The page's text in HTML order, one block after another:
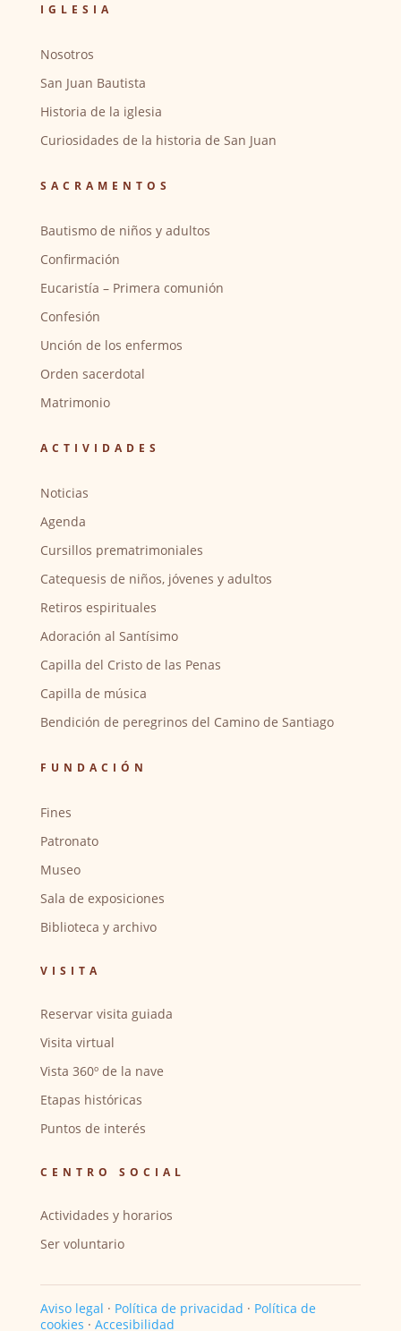
IGLESIA
Nosotros
San Juan Bautista
Historia de la iglesia
Curiosidades de la historia de San Juan
SACRAMENTOS
Bautismo de niños y adultos
Confirmación
Eucaristía – Primera comunión
Confesión
Unción de los enfermos
Orden sacerdotal
Matrimonio
ACTIVIDADES
Noticias
Agenda
Cursillos prematrimoniales
Catequesis de niños, jóvenes y adultos
Retiros espirituales
Adoración al Santísimo
Capilla del Cristo de las Penas
Capilla de música
Bendición de peregrinos del Camino de Santiago
FUNDACIÓN
Fines
Patronato
Museo
Sala de exposiciones
Biblioteca y archivo
VISITA
Reservar visita guiada
Visita virtual
Vista 360º de la nave
Etapas históricas
Puntos de interés
CENTRO SOCIAL
Actividades y horarios
Ser voluntario
Aviso legal · Política de privacidad · Política de
cookies · Accesibilidad